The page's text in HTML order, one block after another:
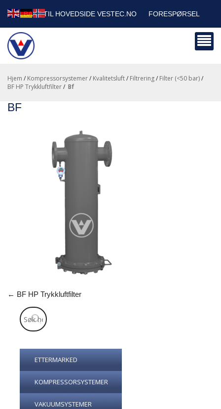
TILBAKE TIL HOVEDSIDE VESTEC.NO FORESPØRSEL
HANDLEVOGN
BEDRIFTSKUNDER
Hjem / Kompressorsystemer/ Kvalitetsluft/ Filtrering/ Filter (<50 bar)/
BF HP Trykkluftfilter/ bf
BF
← BF HP Trykkluftfilter
ETTERMARKED
KOMPRESSORSYSTEMER
VAKUUMSYSTEMER